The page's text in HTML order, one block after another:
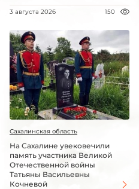
3 августа 2026 150
Сахалинская область
На Сахалине увековечили
память участника Великой
Отечественной войны
Татьяны Васильевны
Кочневой